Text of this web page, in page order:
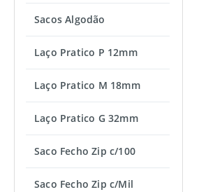
Sacos Algodão
Laço Pratico P 12mm
Laço Pratico M 18mm
Laço Pratico G 32mm
Saco Fecho Zip c/100
Saco Fecho Zip c/Mil